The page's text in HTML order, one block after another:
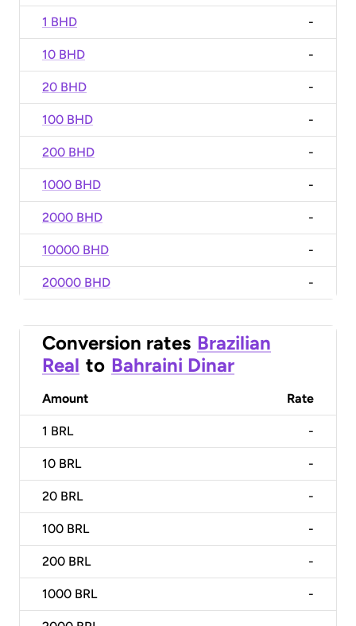
1 BHD -
10 BHD -
20 BHD -
100 BHD -
200 BHD -
1000 BHD -
2000 BHD -
10000 BHD -
20000 BHD -
Conversion rates Brazilian
Real to Bahraini Dinar
Amount Rate
1 BRL -
10 BRL -
20 BRL -
100 BRL -
200 BRL -
1000 BRL -